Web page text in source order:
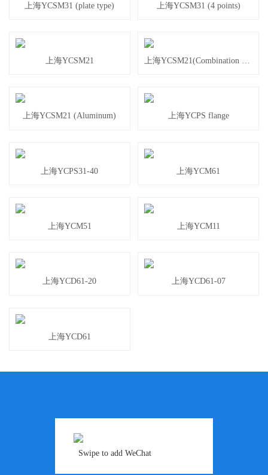
上海YCSM31 (plate type) 上海YCSM31 (4 points)
上海YCSM21
上海YCSM21 (Aluminum) 上海YCPS flange
上海YCPS31-40 上海YCM61
上海YCM51 上海YCM11
上海YCD61-20 上海YCD61-07
上海YCD61
Swipe to add WeChat